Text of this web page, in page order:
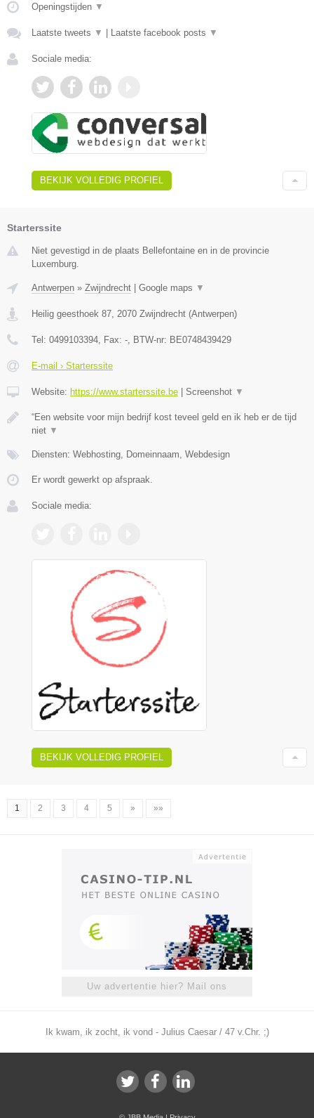
Openingstijden ▼
Laatste tweets ▼ Laatste facebook posts ▼
Sociale media:
BEKIJK VOLLEDIG PROFIEL
Starterssite
Niet gevestigd in de plaats Bellefontaine en in de provincie
Luxemburg.
Antwerpen » Zwijndrecht Google maps ▼
Heilig geesthoek 87, 2070 Zwijndrecht (Antwerpen)
Tel: 0499103394, Fax: -, BTW-nr: BE0748439429
E-mail › Starterssite
Website: https://www.starterssite.be Screenshot ▼
“Een website voor mijn bedrijf kost teveel geld en ik heb er de tijd
niet ▼
Diensten: Webhosting, Domeinnaam, Webdesign
Er wordt gewerkt op afspraak.
Sociale media:
BEKIJK VOLLEDIG PROFIEL
1 2 3 4 5 » »»
Uw advertentie hier? Mail ons
Ik kwam, ik zocht, ik vond - Julius Caesar / 47 v.Chr. ;)